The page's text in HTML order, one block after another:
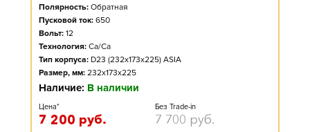
Полярность: Обратная
Пусковой ток: 650
Вольт: 12
Технология: Ca/Ca
Тип корпуса: D23 (232x173x225) ASIA
Размер, мм: 232x173x225
Наличие: В наличии
Цена*
7 200 руб.
Без Trade-in
7 700 руб.